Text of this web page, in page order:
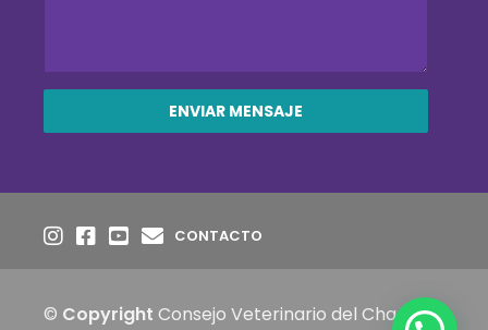
CONTACTO
© Copyright Consejo Veterinario del Chaco,